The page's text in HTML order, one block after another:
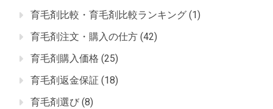
育毛剤比較・育毛剤比較ランキング (1)
育毛剤注文・購入の仕方 (42)
育毛剤購入価格 (25)
育毛剤返金保証 (18)
育毛剤選び (8)